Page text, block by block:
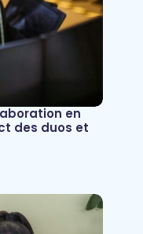
en
des duos et